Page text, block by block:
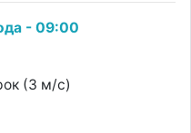
- 09:00
(3 м/с)